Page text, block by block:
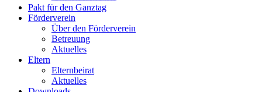
Pakt für den Ganztag
Förderverein
Über den Förderverein
Betreuung
Aktuelles
Eltern
Elternbeirat
Aktuelles